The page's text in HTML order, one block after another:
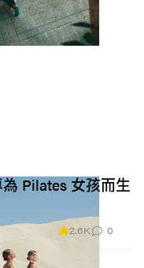
Pilates 女孩而生
2.6K 0